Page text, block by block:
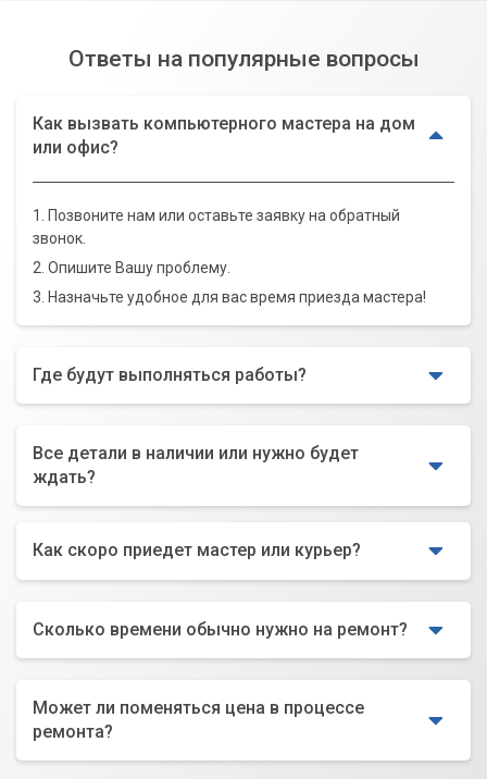
Ответы на популярные вопросы
Как вызвать компьютерного мастера на дом
или офис?
1. Позвоните нам или оставьте заявку на обратный
звонок.
2. Опишите Вашу проблему.
3. Назначьте удобное для вас время приезда мастера!
Где будут выполняться работы?
Все детали в наличии или нужно будет
ждать?
Как скоро приедет мастер или курьер?
Сколько времени обычно нужно на ремонт?
Может ли поменяться цена в процессе
ремонта?